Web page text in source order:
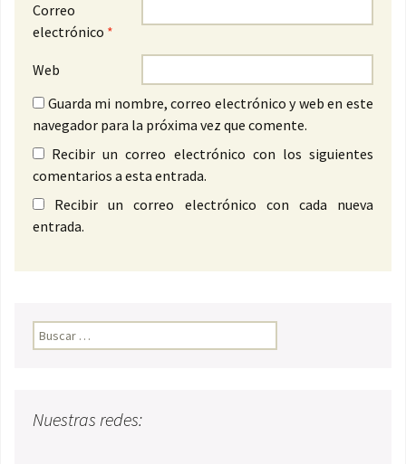
Correo
electrónico *
Web
Guarda mi nombre, correo electrónico y web en este
navegador para la próxima vez que comente.
Recibir un correo electrónico con los siguientes
comentarios a esta entrada.
Recibir un correo electrónico con cada nueva
entrada.
Buscar:
Nuestras redes: